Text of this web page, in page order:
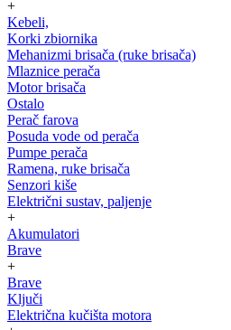
+
Kebeli,
Korki zbiornika
Mehanizmi brisača (ruke brisača)
Mlaznice perača
Motor brisača
Ostalo
Perač farova
Posuda vode od perača
Pumpe perača
Ramena, ruke brisača
Senzori kiše
Električni sustav, paljenje
+
Akumulatori
Brave
+
Brave
Ključi
Električna kučišta motora